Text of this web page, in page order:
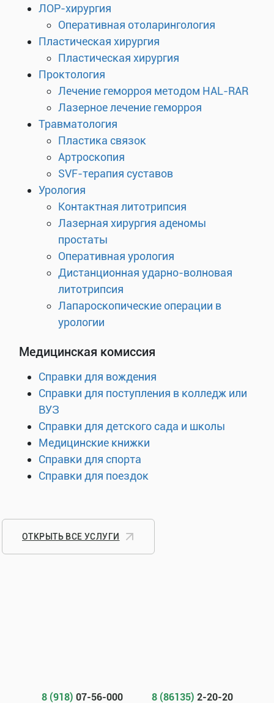
ЛОР-хирургия
Оперативная отоларингология
Пластическая хирургия
Пластическая хирургия
Проктология
Лечение геморроя методом HAL-RAR
Лазерное лечение геморроя
Травматология
Пластика связок
Артроскопия
SVF-терапия суставов
Урология
Контактная литотрипсия
Лазерная хирургия аденомы
простаты
Оперативная урология
Дистанционная ударно-волновая
литотрипсия
Лапароскопические операции в
урологии
Медицинская комиссия
Справки для вождения
Справки для поступления в колледж или
ВУЗ
Справки для детского сада и школы
Медицинские книжки
Справки для спорта
Справки для поездок
ОТКРЫТЬ ВСЕ УСЛУГИ
8 (918) 07-56-000 8 (86135) 2-20-20